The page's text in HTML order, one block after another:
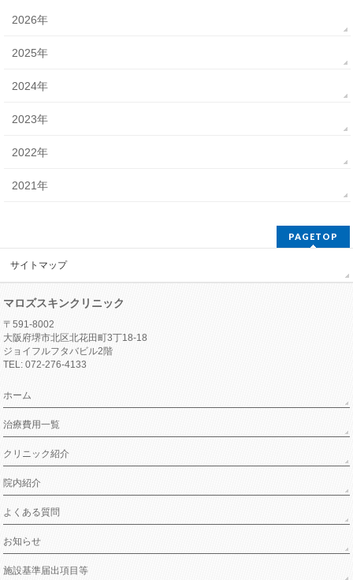
2026年
2025年
2024年
2023年
2022年
2021年
PAGETOP
サイトマップ
マロズスキンクリニック
〒591-8002
大阪府堺市北区北花田町3丁18-18
ジョイフルフタバビル2階
TEL: 072-276-4133
ホーム
治療費用一覧
クリニック紹介
院内紹介
よくある質問
お知らせ
施設基準届出項目等